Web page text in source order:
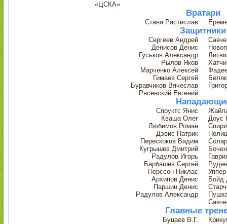
«ЦСКА»
Вратари
Станя Растислав
Защитники
Сергеев Андрей
Денисов Денис
Гуськов Александр
Рылов Яков
Марченко Алексей
Гимаев Сергей
Буравчиков Вячеслав
Рясенский Евгений
Спруктс Янис
Кваша Олег
Доус
Любимов Роман
Дэвис Патрик
Перескоков Вадим
Кугрышев Дмитрий
Радулов Игорь
Барбашев Сергей
Перссон Никлас
Архипов Денис
Бойд
Паршин Денис
Радулов Александр
Главные
Буцаев В.Г.